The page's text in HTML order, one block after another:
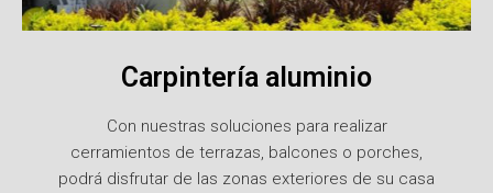
Carpintería aluminio
Con nuestras soluciones para realizar
cerramientos de terrazas, balcones o porches,
podrá disfrutar de las zonas exteriores de su casa